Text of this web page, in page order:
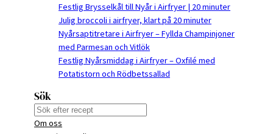
Festlig Brysselkål till Nyår i Airfryer | 20 minuter
Julig broccoli i airfryer, klart på 20 minuter
Nyårsaptitretare i Airfryer – Fyllda Champinjoner
med Parmesan och Vitlök
Festlig Nyårsmiddag i Airfryer – Oxfilé med
Potatistorn och Rödbetssallad
Sök
S
e
Om oss